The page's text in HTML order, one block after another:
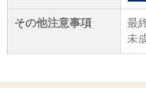
その他注意事項
最
未